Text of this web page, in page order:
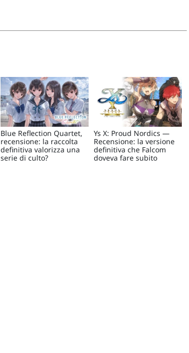
Blue Reflection Quartet,
recensione: la raccolta
definitiva valorizza una
serie di culto?
Ys X: Proud Nordics —
Recensione: la versione
definitiva che Falcom
doveva fare subito